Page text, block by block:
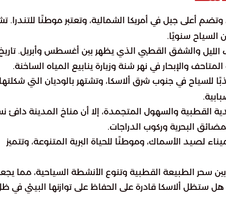
وتضم أعلى جبل في أمريكا الشمالية، وتعتبر موطنًا للتندرا.
السياح سنويًا.
والشفق القطبي الذي يظهر بين أغسطس وأبريل.
والإبحار في نهر شنة وزيارة ينابيع المياه الساخنة.
للسياح في جنوب شرق ألاسكا، وتشتهر بالوديان التي
القطبية والسهول المتجمدة، إلا أن مناخ المدينة دافئ
البحرية وركوب الدراجات.
لصيد الأسماك، وموطنًا للحياة البرية المتنوعة، وتتميز
سحر الطبيعة القطبية وتنوع الأنشطة السياحية، مما
ستظل ألاسكا قادرة على الحفاظ على توازنها البيئي في